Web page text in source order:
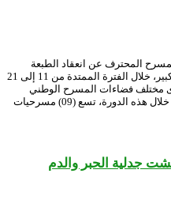
المحترف عن انعقاد الطبعة
الرابعة عشرة من هذا الحدث المسرحي الكبير، خلال الفترة الممتدة من 11 إلى 21
مستوى مختلف فضاءات المسرح الوطني
الجزائري “محي الدين بشطارزي”. تتنافس خلال هذه الدورة، تسع (09) مسرحيات
جدلية الحبر والدم